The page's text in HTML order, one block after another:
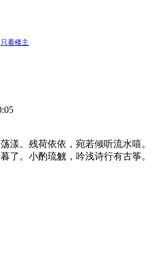
只看楼主
漾。残荷依依，宛若倾听流水嘻。
了。小酌琉觥，吟浅诗行有古筝。